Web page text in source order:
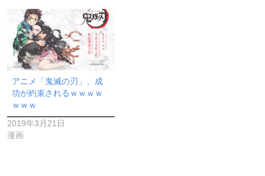
アニメ「鬼滅の刃」、成
功が約束されるｗｗｗｗ
ｗｗｗ
2019年3月21日
漫画